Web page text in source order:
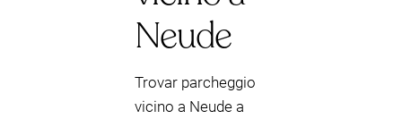
Neude
Trovar parcheggio
vicino a Neude a